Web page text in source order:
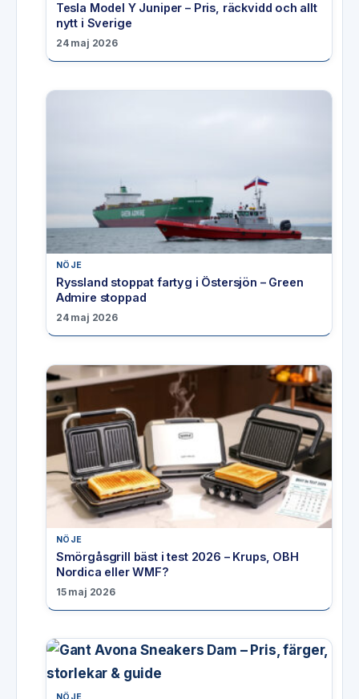
Tesla Model Y Juniper – Pris, räckvidd och allt
nytt i Sverige
24 maj 2026
NÖJE
Ryssland stoppat fartyg i Östersjön – Green
Admire stoppad
24 maj 2026
NÖJE
Smörgåsgrill bäst i test 2026 – Krups, OBH
Nordica eller WMF?
15 maj 2026